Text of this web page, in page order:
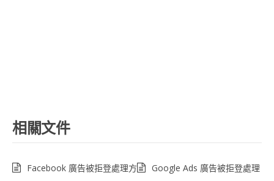
相關文件
Facebook 廣告被拒登處理方
Google Ads 廣告被拒登處理